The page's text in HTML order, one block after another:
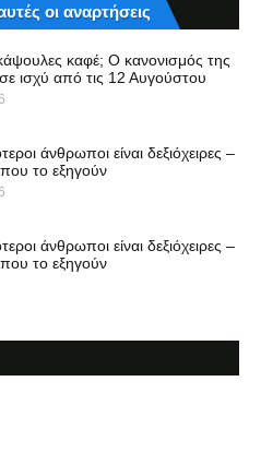
οι αναρτήσεις
κάψουλες καφέ; Ο κανονισμός της
ισχύ από τις 12 Αυγούστου
άνθρωποι είναι δεξιόχειρες –
το εξηγούν
άνθρωποι είναι δεξιόχειρες –
το εξηγούν